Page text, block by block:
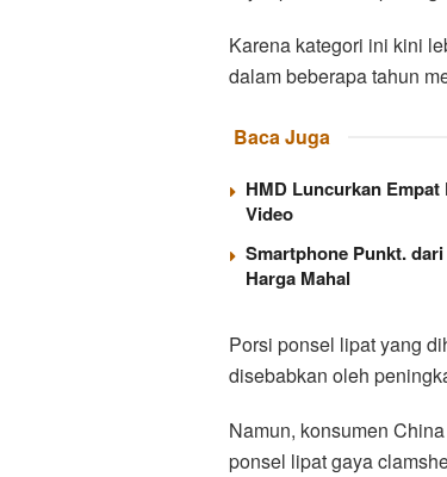
Karena kategori ini kini
dalam beberapa tahun
Baca Juga
HMD Luncurkan
Video
Smartphone Punkt.
Harga Mahal
Porsi ponsel lipat yang
disebabkan oleh
Namun, konsumen
ponsel lipat gaya